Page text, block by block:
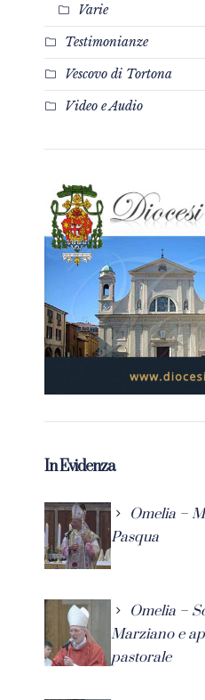
Varie
Testimonianze
Vescovo di Tortona
Video e Audio
In Evidenza
Omelia –
Pasqua
Omelia –
Marziano e
pastorale